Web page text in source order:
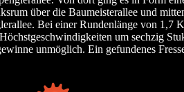
über die Baumeisterallee und
Bei einer Rundenlänge von 1,7
um sechzig
unmöglich. Ein gefundenes